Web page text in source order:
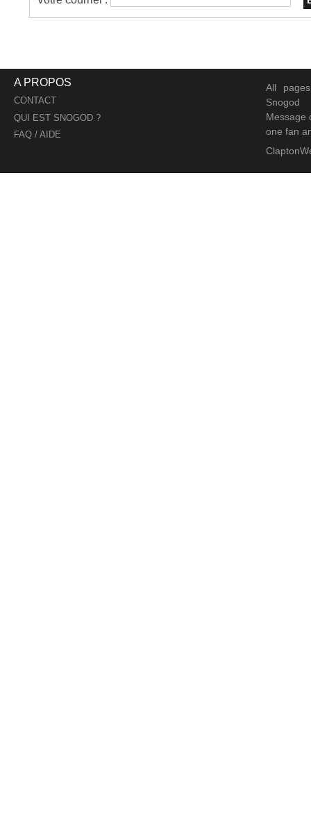
A PROPOS
CONTACT
QUI EST SNOGOD ?
FAQ / AIDE
All
Snogod
Message
one fan